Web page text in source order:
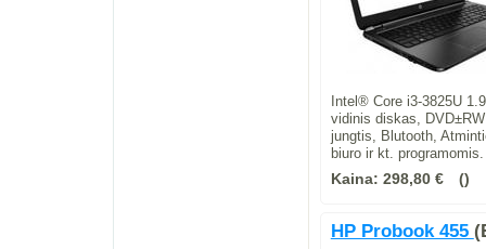
Intel® Core i3-3825U
vidinis diskas,
jungtis, Blutooth,
biuro ir kt. programomis.
Kaina: 298,80 €
HP Probook 455